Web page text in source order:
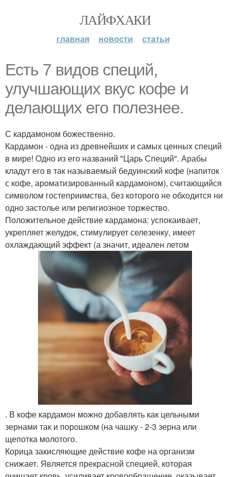
ЛАЙФХАКИ
главная новости статьи
Есть 7 видов специй,
улучшающих вкус кофе и
делающих его полезнее.
С кардамоном божественно.
Кардамон - одна из древнейших и самых ценных специй
в мире! Одно из его названий "Царь Специй". Арабы
кладут его в так называемый бедуинский кофе (напиток
с кофе, ароматизированный кардамоном), считающийся
символом гостеприимства, без которого не обходится ни
одно застолье или религиозное торжество.
Положительное действие кардамона: успокаивает,
укрепляет желудок, стимулирует селезенку, имеет
охлаждающий эффект (а значит, идеален летом
. В кофе кардамон можно добавлять как цельными
зернами так и порошком (на чашку - 2-3 зерна или
щепотка молотого.
Корица закисляющие действие кофе на организм
снижает. Является прекрасной специей, которая